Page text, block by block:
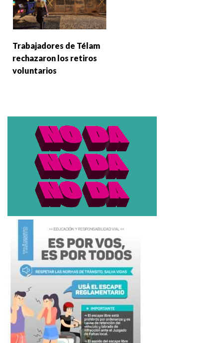
Trabajadores de Télam
rechazaron los retiros
voluntarios